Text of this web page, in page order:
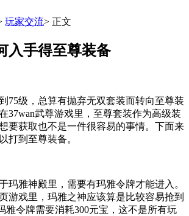
玩家交流> 正文
入手得至尊装备
级，总算有抛弃无双套装而转向至尊装
37wan武尊游戏里，至尊套装作为高级装
要获取也不是一件很容易的事情。下面来
打到至尊装备。
雅神殿里，需要有玛雅令牌才能进入。
游戏里，玛雅之神应该算是比较容易抢到
雅令牌需要消耗300元宝，这不是所有玩